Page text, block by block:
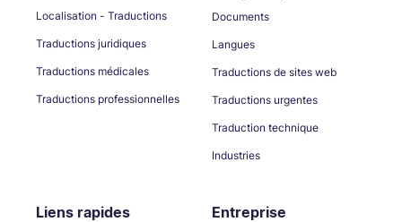
Localisation - Traductions
Traductions juridiques
Traductions médicales
Traductions professionnelles
Documents
Langues
Traductions de sites web
Traductions urgentes
Traduction technique
Industries
Liens rapides Entreprise